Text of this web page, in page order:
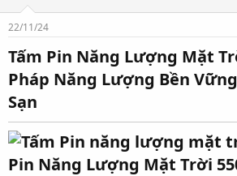
s
t
a
r
t
r
ầ
u
22/11/24
Tấm Pin Năng Lượng Mặt
Pháp Năng Lượng Bền
Sạn
Pin Năng Lượng Mặt Trời